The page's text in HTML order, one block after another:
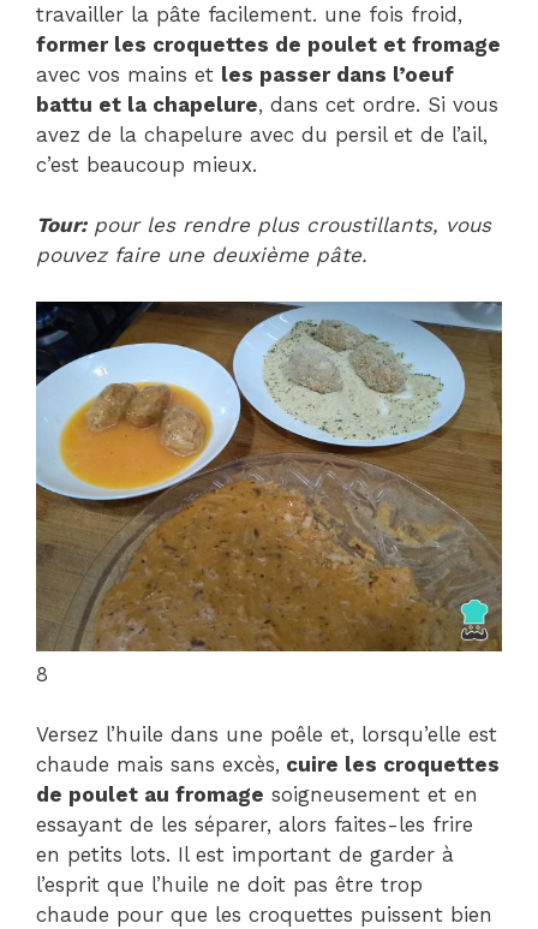
travailler la pâte facilement. une fois froid,
former les croquettes de poulet et fromage
avec vos mains et les passer dans l’oeuf
battu et la chapelure, dans cet ordre. Si vous
avez de la chapelure avec du persil et de l’ail,
c’est beaucoup mieux.
Tour:pour les rendre plus croustillants, vous
pouvez faire une deuxième pâte.
8
Versez l’huile dans une poêle et, lorsqu’elle est
chaude mais sans excès, cuire les croquettes
de poulet au fromage soigneusement et en
essayant de les séparer, alors faites-les frire
en petits lots. Il est important de garder à
l’esprit que l’huile ne doit pas être trop
chaude pour que les croquettes puissent bien